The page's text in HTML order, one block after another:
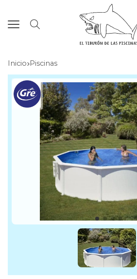
Buscar
Inicio piscinas